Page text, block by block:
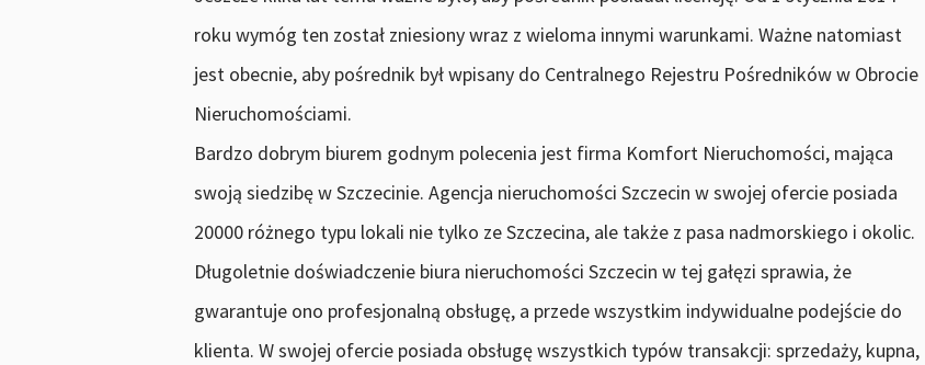
roku wymóg ten został zniesiony wraz z wieloma innymi warunkami. Ważne natomiast
jest obecnie, aby pośrednik był wpisany do Centralnego Rejestru Pośredników w Obrocie
Nieruchomościami.
Bardzo dobrym biurem godnym polecenia jest firma Komfort Nieruchomości, mająca
swoją siedzibę w Szczecinie. Agencja nieruchomości Szczecin w swojej ofercie posiada
20000 różnego typu lokali nie tylko ze Szczecina, ale także z pasa nadmorskiego i okolic.
Długoletnie doświadczenie biura nieruchomości Szczecin w tej gałęzi sprawia, że
gwarantuje ono profesjonalną obsługę, a przede wszystkim indywidualne podejście do
klienta. W swojej ofercie posiada obsługę wszystkich typów transakcji: sprzedaży, kupna,